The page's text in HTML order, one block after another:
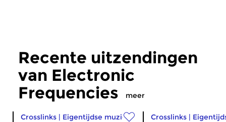
Recente uitzendingen
van Electronic
Frequencies
meer
Crosslinks | Eigentijdse muziek Crosslinks |